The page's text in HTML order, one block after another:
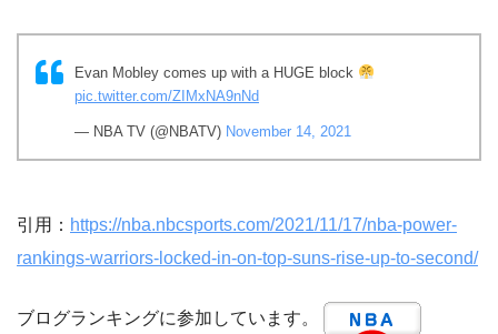
Evan Mobley comes up with a HUGE block
pic.twitter.com/ZIMxNA9nNd
— NBA TV (@NBATV) November 14, 2021
引用： https://nba.nbcsports.com/2021/11/17/nba-power-
rankings-warriors-locked-in-on-top-suns-rise-up-to-second/
ブログランキングに参加しています。